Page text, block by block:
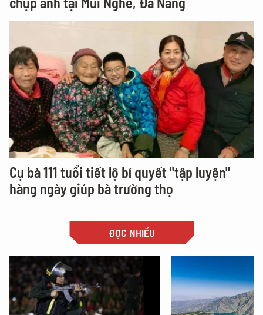
Cụ bà 111 tuổi tiết lộ bí quyết "tập luyện"
hàng ngày giúp bà trường thọ
ĐỌC NHIỀU